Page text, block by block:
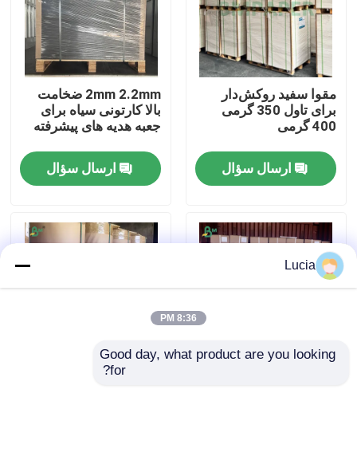
محصولات
دربارهی ما
کنترل کیفیت
تماس با ما
اخبار
مقوا سفید روکش‌دار
برای تاول 350 گرمی
400 گرمی
ارسال سؤال
2mm 2.2mm ضخامت
بالا کارتونی سیاه برای
جعبه هدیه های پیشرفته
ارسال سؤال
Lucia
8:36 PM
Good day, what product are you looking
for?